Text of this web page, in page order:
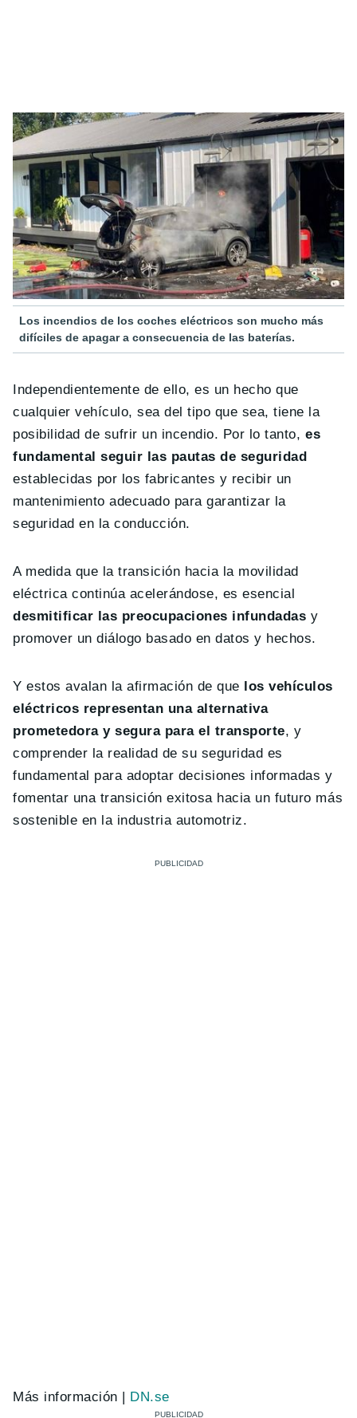
Los incendios de los coches eléctricos son mucho más
difíciles de apagar a consecuencia de las baterías.
Independientemente de ello, es un hecho que
cualquier vehículo, sea del tipo que sea, tiene la
posibilidad de sufrir un incendio. Por lo tanto, es
fundamental seguir las pautas de seguridad
establecidas por los fabricantes y recibir un
mantenimiento adecuado para garantizar la
seguridad en la conducción.
A medida que la transición hacia la movilidad
eléctrica continúa acelerándose, es esencial
desmitificar las preocupaciones infundadas y
promover un diálogo basado en datos y hechos.
Y estos avalan la afirmación de que
los vehículos
eléctricos representan una alternativa
prometedora y segura para el transporte, y
comprender la realidad de su seguridad es
fundamental para adoptar decisiones informadas y
fomentar una transición exitosa hacia un futuro más
sostenible en la industria automotriz.
Más información | DN.se